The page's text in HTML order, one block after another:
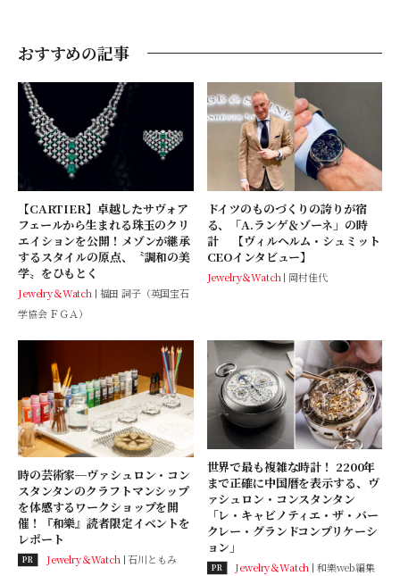
おすすめの記事
【CARTIER】卓越したサヴォア
フェールから生まれる珠玉のクリ
エイションを公開！メゾンが継承
するスタイルの原点、〝調和の美
学〟をひもとく
Jewelry＆Watch 福田 詞子（英国宝石
学協会 ＦＧＡ）
ドイツのものづくりの誇りが宿
る、「A.ランゲ＆ゾーネ」の時
計 【ヴィルヘルム・シュミット
CEOインタビュー】
Jewelry＆Watch 岡村佳代
時の芸術家─ヴァシュロン・コン
スタンタンのクラフトマンシップ
を体感するワークショップを開
催！『和樂』読者限定イベントを
レポート
PR Jewelry＆Watch 石川ともみ
世界で最も複雑な時計！ 2200年
まで正確に中国暦を表示する、ヴ
ァシュロン・コンスタンタン
「レ・キャビノティエ・ザ・バー
クレー・グランドコンプリケーシ
ョン」
PR Jewelry＆Watch
和樂web編集